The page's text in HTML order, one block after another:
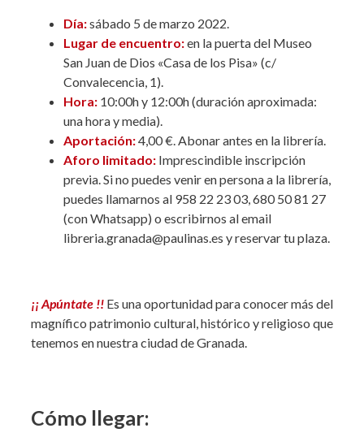
Día:sábado 5 de marzo 2022.
Lugar de encuentro:en la puerta del Museo
San Juan de Dios «Casa de los Pisa» (c/
Convalecencia, 1).
Hora: 10:00h y 12:00h (duración aproximada:
una hora y media).
Aportación:4,00 €. Abonar antes en la librería.
Aforo limitado: Imprescindible inscripción
previa. Si no puedes venir en persona a la librería,
puedes llamarnos al 958 22 23 03, 680 50 81 27
(con Whatsapp) o escribirnos al email
libreria.granada@paulinas.es y reservar tu plaza.
¡¡ Apúntate !! Es una oportunidad para conocer más del
magnífico patrimonio cultural, histórico y religioso que
tenemos en nuestra ciudad de Granada.
Cómo llegar: